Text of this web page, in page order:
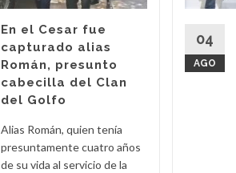
En el Cesar fue
capturado alias
Román, presunto
cabecilla del Clan
del Golfo
Alias Román, quien tenía
presuntamente cuatro años
de su vida al servicio de la
04
AGO